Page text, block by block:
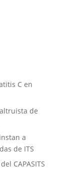
C en
de
a
de ITS
CAPASITS